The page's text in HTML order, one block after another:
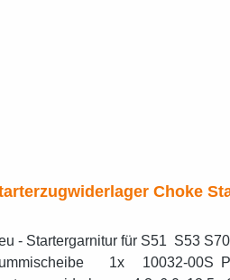
Choke
- Startergarnitur für S51 S53
1x 10032-00S